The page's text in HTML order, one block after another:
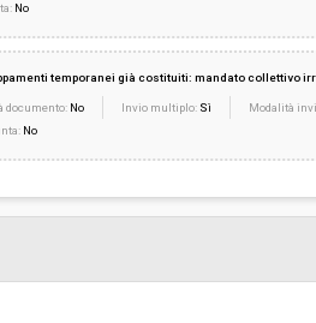
No
temporanei già costituiti: mandato collettivo
documento: No Invio multiplo: Sì
Modalità
No